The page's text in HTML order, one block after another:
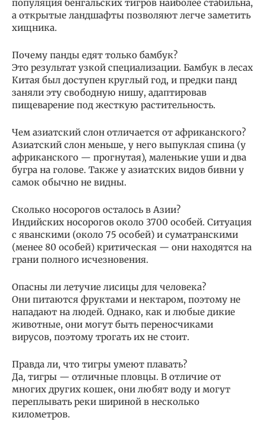
популяция бенгальских тигров наиболее стабильна,
а открытые ландшафты позволяют легче заметить
хищника.
Почему панды едят только бамбук?
Это результат узкой специализации. Бамбук в лесах
Китая был доступен круглый год, и предки панд
заняли эту свободную нишу, адаптировав
пищеварение под жесткую растительность.
Чем азиатский слон отличается от африканского?
Азиатский слон меньше, у него выпуклая спина (у
африканского — прогнутая), маленькие уши и два
бугра на голове. Также у азиатских видов бивни у
самок обычно не видны.
Сколько носорогов осталось в Азии?
Индийских носорогов около 3700 особей. Ситуация
с яванскими (около 75 особей) и суматранскими
(менее 80 особей) критическая — они находятся на
грани полного исчезновения.
Опасны ли летучие лисицы для человека?
Они питаются фруктами и нектаром, поэтому не
нападают на людей. Однако, как и любые дикие
животные, они могут быть переносчиками
вирусов, поэтому трогать их не стоит.
Правда ли, что тигры умеют плавать?
Да, тигры — отличные пловцы. В отличие от
многих других кошек, они любят воду и могут
переплывать реки шириной в несколько
километров.